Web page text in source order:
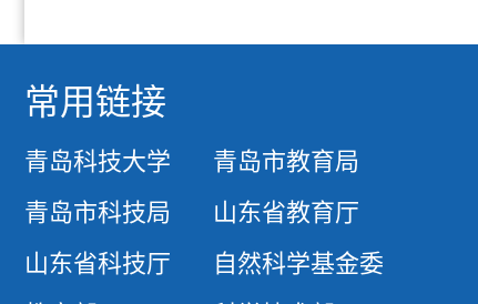
常用链接
青岛科技大学
青岛市教育局
青岛市科技局
山东省教育厅
山东省科技厅
自然科学基金委